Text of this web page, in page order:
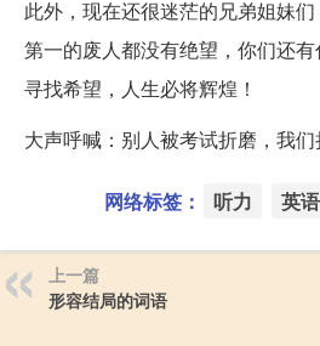
此外，现在还很迷茫的兄弟姐妹
第一的废人都没有绝望，你们还
寻找希望，人生必将辉煌！
大声呼喊：别人被考试折磨，我
网络标签： 听力 英
上一篇
形容结局的词语